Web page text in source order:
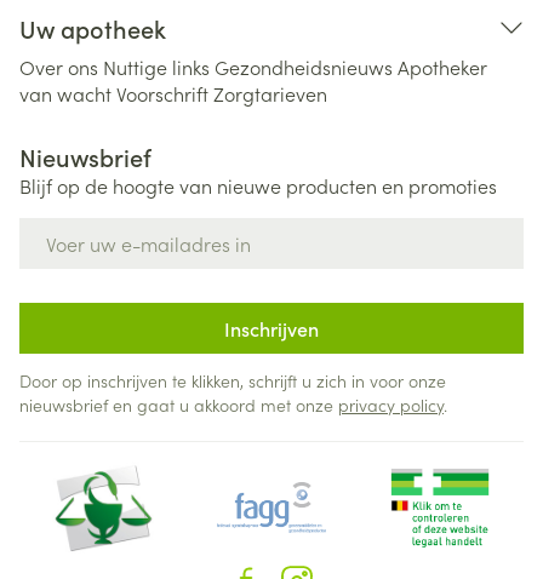
Uw apotheek
Over ons Nuttige links Gezondheidsnieuws Apotheker
van wachtVoorschriftZorgtarieven
Nieuwsbrief
Blijf op de hoogte van nieuwe producten en promoties
Inschrijven
Door op inschrijven te klikken, schrijft u zich in voor onze
nieuwsbrief en gaat u akkoord met onze privacy policy.